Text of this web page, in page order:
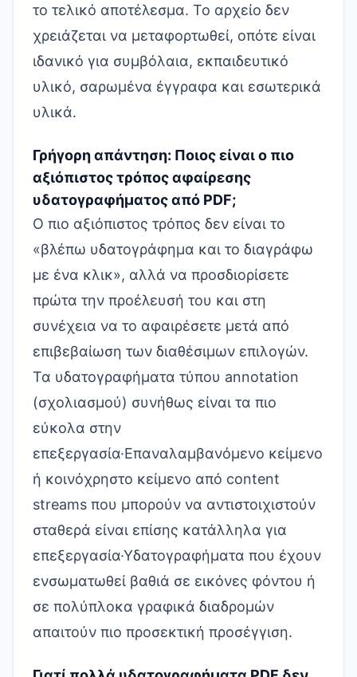
το τελικό αποτέλεσμα. Το αρχείο δεν
χρειάζεται να μεταφορτωθεί, οπότε είναι
ιδανικό για συμβόλαια, εκπαιδευτικό
υλικό, σαρωμένα έγγραφα και εσωτερικά
υλικά.
Γρήγορη απάντηση: Ποιος είναι ο πιο
αξιόπιστος τρόπος αφαίρεσης
υδατογραφήματος από PDF;
Ο πιο αξιόπιστος τρόπος δεν είναι το
«βλέπω υδατογράφημα και το διαγράφω
με ένα κλικ», αλλά να προσδιορίσετε
πρώτα την προέλευσή του και στη
συνέχεια να το αφαιρέσετε μετά από
επιβεβαίωση των διαθέσιμων επιλογών.
Τα υδατογραφήματα τύπου annotation
(σχολιασμού) συνήθως είναι τα πιο
εύκολα στην
επεξεργασία·Επαναλαμβανόμενο κείμενο
ή κοινόχρηστο κείμενο από content
streams που μπορούν να αντιστοιχιστούν
σταθερά είναι επίσης κατάλληλα για
επεξεργασία·Υδατογραφήματα που έχουν
ενσωματωθεί βαθιά σε εικόνες φόντου ή
σε πολύπλοκα γραφικά διαδρομών
απαιτούν πιο προσεκτική προσέγγιση.